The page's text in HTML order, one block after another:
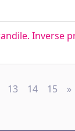
Inverse
13 14 15 »